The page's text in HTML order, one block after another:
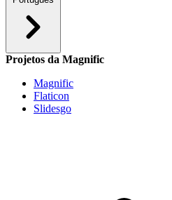
Projetos da Magnific
Magnific
Flaticon
Slidesgo